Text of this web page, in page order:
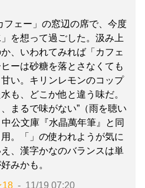
フェー」の窓辺の席で、今度
を想って過ごした。汲み上
、いわれてみれば「カフェ
ーは砂糖を落とさなくても
い。キリンレモンのコップ
も、どこか他と違う味だ。
まるで味がない”（雨を聴い
公文庫『水晶萬年筆』と同
。「」の使われようが気に
、漢字かなのバランスは単
みかも。
11/19 07:20